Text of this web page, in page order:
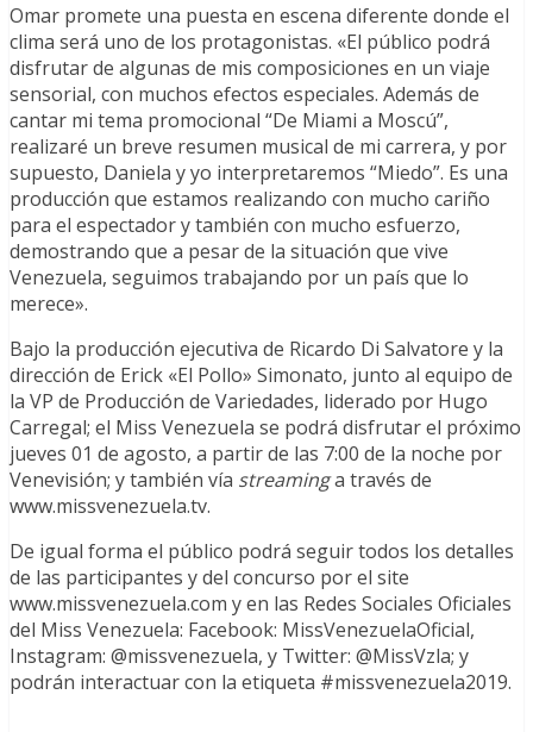
Omar promete una puesta en escena diferente donde el
clima será uno de los protagonistas. «El público podrá
disfrutar de algunas de mis composiciones en un viaje
sensorial, con muchos efectos especiales. Además de
cantar mi tema promocional “De Miami a Moscú”,
realizaré un breve resumen musical de mi carrera, y por
supuesto, Daniela y yo interpretaremos “Miedo”. Es una
producción que estamos realizando con mucho cariño
para el espectador y también con mucho esfuerzo,
demostrando que a pesar de la situación que vive
Venezuela, seguimos trabajando por un país que lo
merece».
Bajo la producción ejecutiva de Ricardo Di Salvatore y la
dirección de Erick «El Pollo» Simonato, junto al equipo de
la VP de Producción de Variedades, liderado por Hugo
Carregal; el Miss Venezuela se podrá disfrutar el próximo
jueves 01 de agosto, a partir de las 7:00 de la noche por
Venevisión; y también vía streaminga través de
www.missvenezuela.tv.
De igual forma el público podrá seguir todos los detalles
de las participantes y del concurso por el site
www.missvenezuela.com y en las Redes Sociales Oficiales
del Miss Venezuela: Facebook: MissVenezuelaOficial,
Instagram: @missvenezuela, y Twitter: @MissVzla; y
podrán interactuar con la etiqueta #missvenezuela2019.